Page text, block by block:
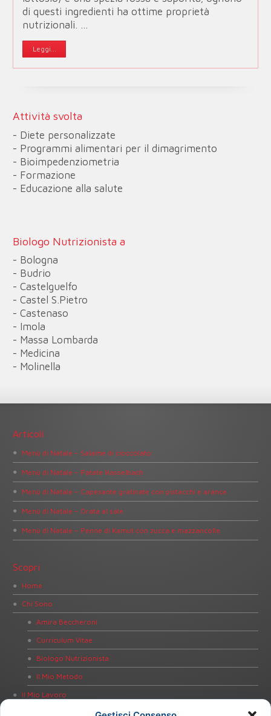
di questi ingredienti ha ottime proprietà
nutrizionali. …
Leggi...
Attività svolta
- Diete personalizzate
- Programmi alimentari per il dimagrimento
- Bioimpedenziometria
- Formazione
- Educazione alla salute
Biologo Nutrizionista a
- Bologna
- Budrio
- Castelguelfo
- Castel S.Pietro
- Castenaso
- Imola
- Massa Lombarda
- Medicina
- Molinella
Articoli
Menù di Natale – Salame di cioccolato
Menù di Natale – Patate Hasselbach
Menù di Natale – Capesante gratinate con pistacchi e arance
Menù di Natale – Orata al sale
Menù di Natale – Penne di Kamut con zucca e mazzancolle
Scopri
Home
Chi Sono
Amira Beccheroni
Curriculum Vitae
Biologo Nutrizionista
Il Mio Metodo
Il Mio Lavoro
Dieta Personalizzata